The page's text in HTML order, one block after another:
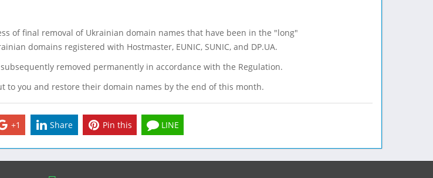
of final removal of Ukrainian domain names that have been in the "long"
domains registered with Hostmaster, EUNIC, SUNIC, and DP.UA.
removed permanently in accordance with the Regulation.
you and restore their domain names by the end of this month.
+1 Share Pin this LINE